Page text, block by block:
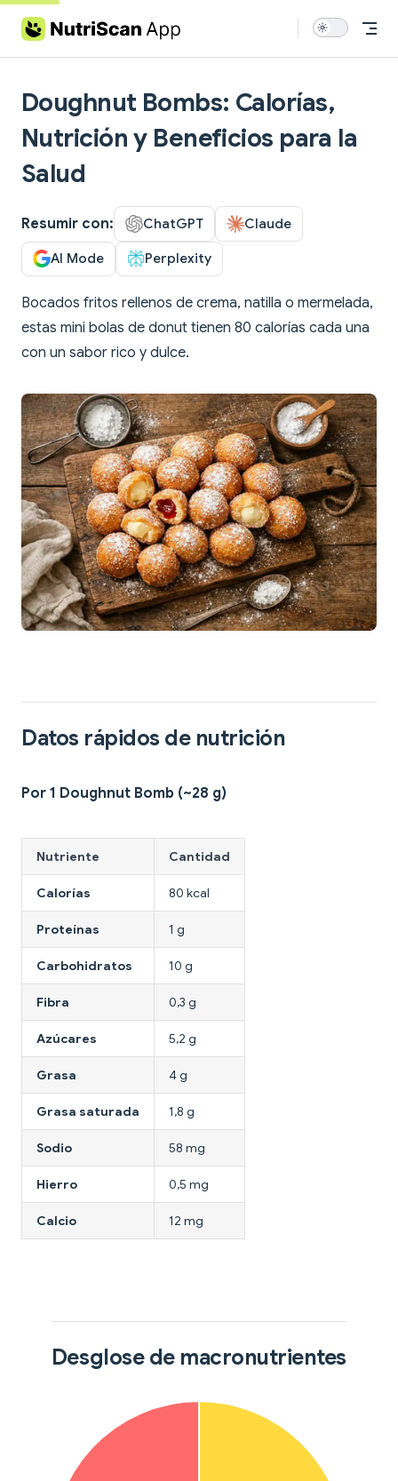
Skip to content
Doughnut Bombs: Calorías,
Nutrición y Beneficios para la
Salud
Resumir con: ChatGPT Claude
AI Mode Perplexity
Bocados fritos rellenos de crema, natilla o mermelada,
estas mini bolas de donut tienen 80 calorías cada una
con un sabor rico y dulce.
Datos rápidos de nutrición
Por 1 Doughnut Bomb (~28 g)
Nutriente Cantidad
Calorías 80 kcal
Proteínas 1 g
Carbohidratos 10 g
Fibra 0,3 g
Azúcares 5,2 g
Grasa 4 g
Grasa saturada 1,8 g
Sodio 58 mg
Hierro 0,5 mg
Calcio 12 mg
Desglose de macronutrientes